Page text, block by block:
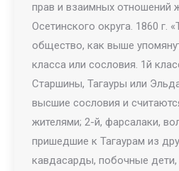
прав и взаимных отношений
Осетинского округа. 1860 г.
общество, как выше
класса или сословия. 1й
Старшины, Тагауры или
высшие сословия и
жителями; 2-й, фарсалаки,
пришедшие к Тагаурам из
кавдасарды, побочные